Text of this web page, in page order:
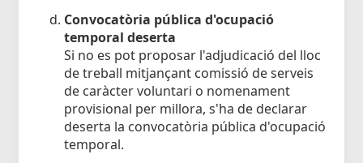
Convocatòria pública d'ocupació
temporal deserta
Si no es pot proposar l'adjudicació del lloc
de treball mitjançant comissió de serveis
de caràcter voluntari o nomenament
provisional per millora, s'ha de declarar
deserta la convocatòria pública d'ocupació
temporal.